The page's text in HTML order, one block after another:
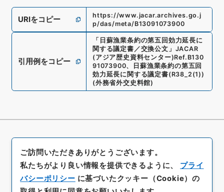
URIをコピー
https://www.jacar.archives.go.j
p/das/meta/B13091073900
引用例をコピー
「 日蘇漁業条約の第五回効力延長に
関する議定書／交換公文 」 JACAR
(アジア歴史資料センター)Ref. B130
91073900、
日蘇漁業条約の第五回
効力延長に関する議定書(R38_2(1))
(外務省外交史料館)
ご訪問いただきありがとうございます。
私たちがより良い情報を提供できるように、 プライ
バシーポリシー に基づいたクッキー（Cookie）の